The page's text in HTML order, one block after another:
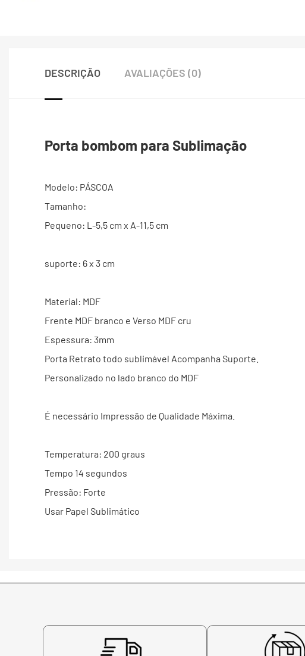
DESCRIÇÃO AVALIAÇÕES (0)
Porta bombom para Sublimação
Modelo: PÁSCOA
Tamanho:
Pequeno: L-5,5 cm x A-11,5 cm
suporte: 6 x 3 cm
Material: MDF
Frente MDF branco e Verso MDF cru
Espessura: 3mm
Porta Retrato todo sublimável Acompanha Suporte.
Personalizado no lado branco do MDF
É necessário Impressão de Qualidade Máxima.
Temperatura: 200 graus
Tempo 14 segundos
Pressão: Forte
Usar Papel Sublimático